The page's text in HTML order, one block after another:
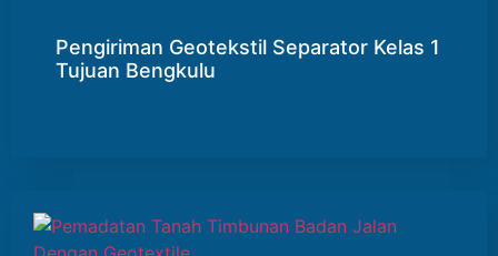
Pengiriman Geotekstil Separator Kelas 1
Tujuan Bengkulu